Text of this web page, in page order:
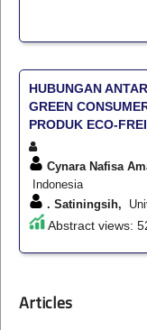
HUBUNGAN
GREEN
PRODUK ECO-
Cynara Nafisa
Indonesia
. Satiningsih,
Abstract views:
Articles